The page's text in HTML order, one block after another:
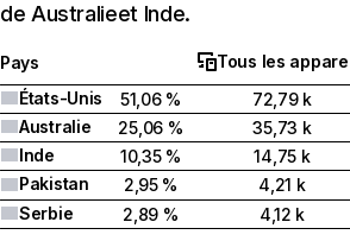
de Australieet Inde.
Pays
Tous les
États-Unis
51,06 %
72,79 k
Australie
25,06 %
35,73 k
Inde
10,35 %
14,75 k
Pakistan
2,95 %
4,21 k
Serbie
2,89 % 4,12 k